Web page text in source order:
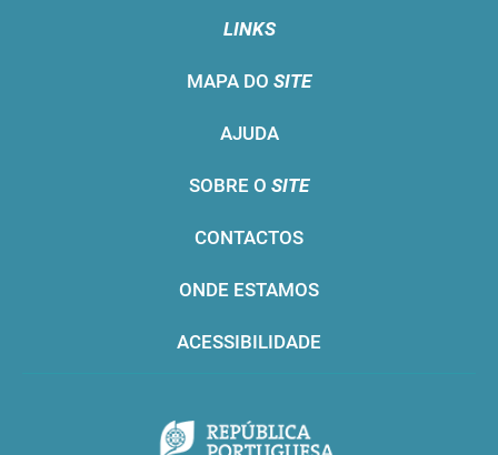
LINKS
MAPA DO SITE
AJUDA
SOBRE O SITE
CONTACTOS
ONDE ESTAMOS
ACESSIBILIDADE